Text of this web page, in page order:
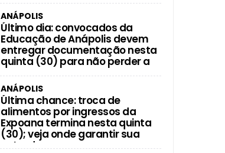
ANÁPOLIS
Último dia: convocados da
Educação de Anápolis devem
entregar documentação nesta
quinta (30) para não perder a
vaga
ANÁPOLIS
Última chance: troca de
alimentos por ingressos da
Expoana termina nesta quinta
(30); veja onde garantir sua
entrada